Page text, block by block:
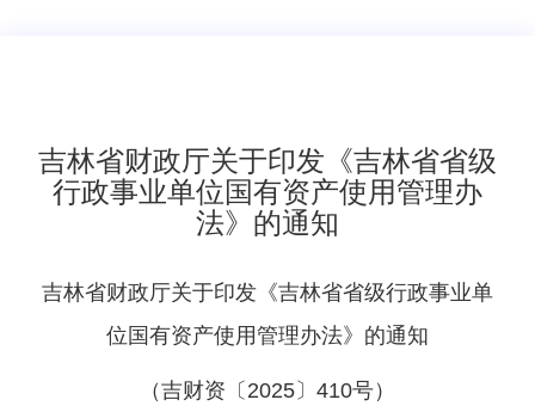
吉林省财政厅关于印发《吉林省省级
行政事业单位国有资产使用管理办
法》的通知
吉林省财政厅关于印发《吉林省省级行政事业单
位国有资产使用管理办法》的通知
（吉财资〔2025〕410号）